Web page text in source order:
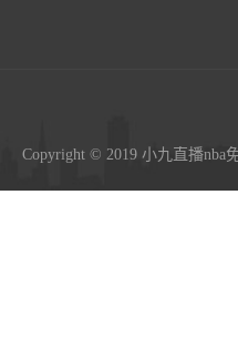
Copyright © 2019 小九直播nba